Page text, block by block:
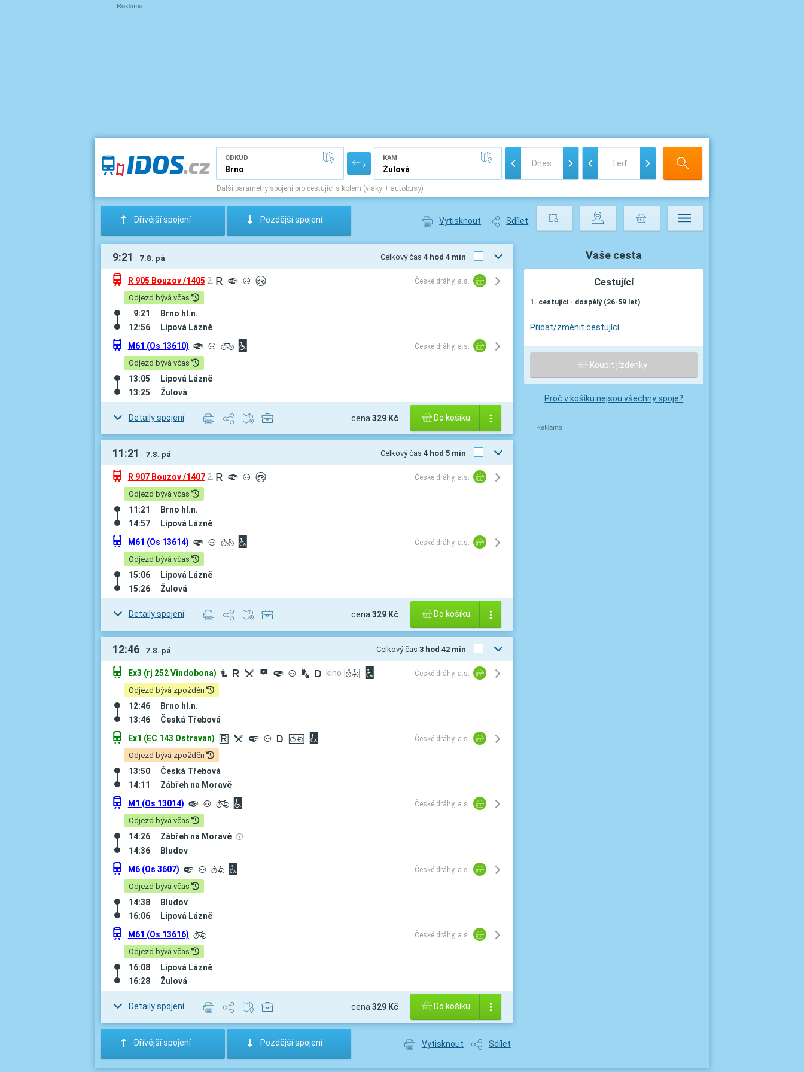
ODKUD KAM
Další parametry spojení pro cestující s kolem (vlaky + autobusy)
: Dřívější spojení ; Pozdější spojení Vytisknout Sdílet
9:21 7.8. pá Celkový čas 4 hod 4 min
û R 905 Bouzov /1405 2. R º ³ ² České dráhy, a.s.
Odjezd bývá včas
9:21
Brno hl.n.
12:56
Lipová Lázně
û M61 (Os 13610) º ³ L © České dráhy, a.s.
Odjezd bývá včas
13:05
Lipová Lázně
13:25
Žulová
Detaily spojení cena 329 Kč Do košíku
11:21 7.8. pá Celkový čas 4 hod 5 min
û R 907 Bouzov /1407 2. R º ³ ² České dráhy, a.s.
Odjezd bývá včas
11:21
Brno hl.n.
14:57
Lipová Lázně
û M61 (Os 13614) º ³ L © České dráhy, a.s.
Odjezd bývá včas
15:06
Lipová Lázně
15:26
Žulová
Detaily spojení cena 329 Kč Do košíku
12:46 7.8. pá Celkový čas 3 hod 42 min
û Ex3 (rj 252 Vindobona) Ó R M ¾ º ³ ½ ® kino ª © České dráhy, a.s.
Odjezd bývá zpožděn
12:46
Brno hl.n.
13:46
Česká Třebová
û Ex1 (EC 143 Ostravan) r M º ³ ® ª © České dráhy, a.s.
Odjezd bývá zpožděn
13:50
Česká Třebová
14:11
Zábřeh na Moravě
û M1 (Os 13014) º ³ L © České dráhy, a.s.
Odjezd bývá včas
14:26 Zábřeh na Moravě v
14:36 Bludov
û M6 (Os 3607) º ³ L © České dráhy, a.s.
Odjezd bývá včas
14:38
Bludov
16:06
Lipová Lázně
û M61 (Os 13616) L České dráhy, a.s.
Odjezd bývá včas
16:08
Lipová Lázně
16:28
Žulová
Detaily spojení cena 329 Kč Do košíku
: Dřívější spojení ; Pozdější spojení Vytisknout Sdílet
Vaše cesta
Cestující
1. cestující - dospělý (26-59 let)
Přidat/změnit cestující
Koupit jízdenky
Proč v košíku nejsou všechny spoje?